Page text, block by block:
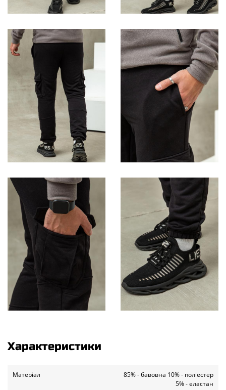
Характеристики
Матеріал
85% - бавовна 10% - поліестер
5% - еластан